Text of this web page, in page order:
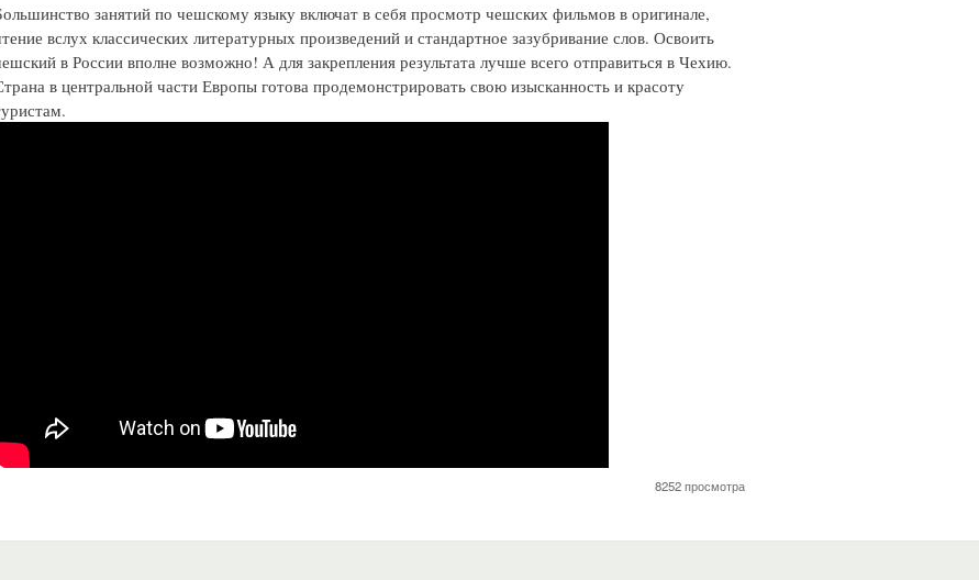
занятий по чешскому языку включат в себя просмотр чешских фильмов в оригинале,
вслух классических литературных произведений и стандартное зазубривание слов. Освоить
в России вполне возможно! А для закрепления результата лучше всего отправиться в Чехию.
в центральной части Европы готова продемонстрировать свою изысканность и красоту
8252 просмотра